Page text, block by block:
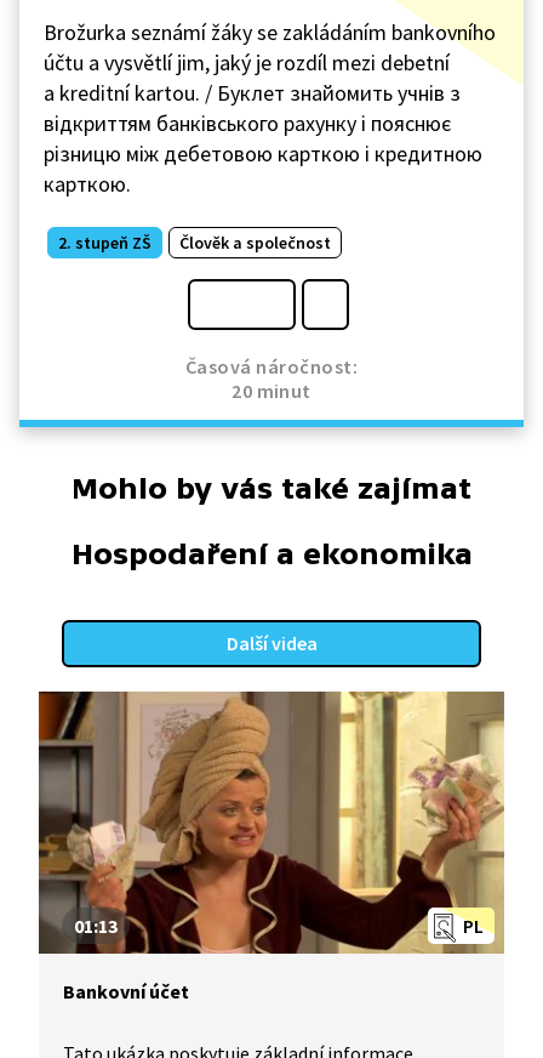
Brožurka seznámí žáky se zakládáním bankovního
účtu a vysvětlí jim, jaký je rozdíl mezi debetní
a kreditní kartou. / Буклет знайомить учнів з
відкриттям банківського рахунку і пояснює
різницю між дебетовою карткою і кредитною
карткою.
2. stupeň ZŠ Člověk a společnost
Časová náročnost:
20 minut
Mohlo by vás také zajímat
Hospodaření a ekonomika
Další videa
PL
01:13
Bankovní účet
Tato ukázka poskytuje základní informace